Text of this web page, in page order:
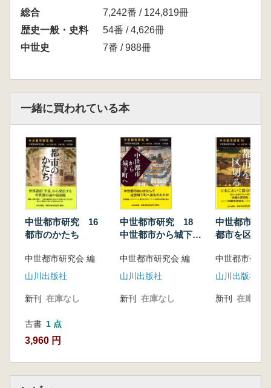
総合
7,242番 / 124,819冊
歴史一般・史料
54番 / 4,626冊
中世史
7番 / 988冊
一緒に買われている本
中世都市研究 16
都市のかたち
中世都市研究会 編
山川出版社
新刊 在庫なし
古書 1 点
3,960 円
中世都市研究 18
中世都市から城下町
中世都市研究会 編
山川出版社
新刊 在庫なし
中世都市
都市を区切る
中世都市研究
山川出版社
新刊 在庫なし